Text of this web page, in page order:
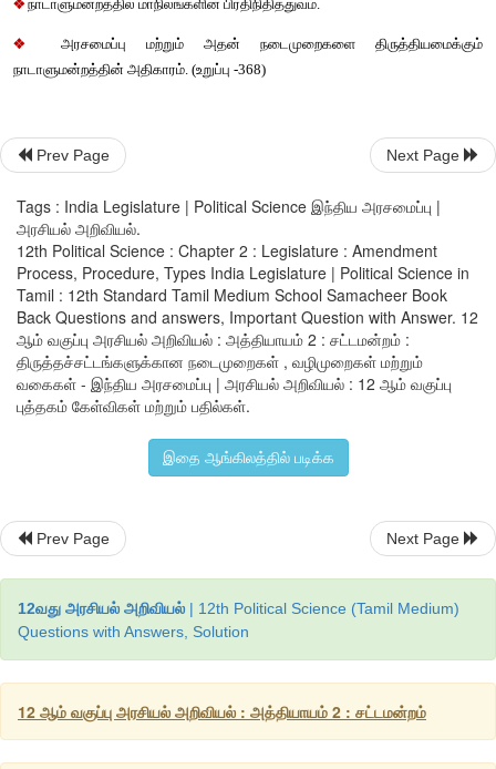
இரண்டு பங்கு பெரும்பான்மை. அவையின் மொத்த
குறிப்பிடுவது அவையில் உள்ள மொத்த இடங்களின்
(i) அடிப்படை உரிமைகள்
(ii) அரசுக்கொள்கைகளை வழி நடத்தும் நெறிமுறைகள் மற்றும்
(iii) முதல் மற்றும் மூன்றாவது பிரிவுகளில் குறிப்பிடப்படாத
இவற்றில் திருத்தங்கள் மேற்கொள்ளும்போது மேற்கண்ட
வேண்டும்.
செய்தலும் மற்றும் மாநிலங்களின் ஒப்புதலும்.
குடியுரிமையின் கூட்டாட்சி அமைப்புடன் தொடர்புடைய
கட்டமைப்பு நாடாளுமன்றத்தின் சிறப்பு பெரும்பான்மை மற்றும்
சட்டமன்றங்களின் தனிப்பெரும்பான்மை ஒப்புதலுடன்
மாநிலங்கள் முன்வரைவுக்கு தனது ஒப்புதலை அளிக்க எந்த
அமைக்கப்படலாம்.
Prev Page Next Page
Tags : India Legislature | Political Science இந்திய அரசமைப்பு |
அரசியல் அறிவியல்.
12th Political Science : Chapter 2 : Legislature : Amendment
Process, Procedure, Types India Legislature | Political Science in
Tamil : 12th Standard Tamil Medium School Samacheer Book
Back Questions and answers, Important Question with Answer. 12
ஆம் வகுப்பு அரசியல் அறிவியல் : அத்தியாயம் 2 : சட்டமன்றம் :
திருத்தச்சட்டங்களுக்கான நடைமுறைகள் , வழிமுறைகள் மற்றும்
வகைகள் - இந்திய அரசமைப்பு | அரசியல் அறிவியல் : 12 ஆம் வகுப்பு
புத்தகம் கேள்விகள் மற்றும் பதில்கள்.
இதை ஆங்கிலத்தில் படிக்க
Prev Page Next Page
12வது அரசியல் அறிவியல் | 12th Political Science (Tamil Medium)
Questions with Answers, Solution
12 ஆம் வகுப்பு அரசியல் அறிவியல் : அத்தியாயம் 2 : சட்டமன்றம்